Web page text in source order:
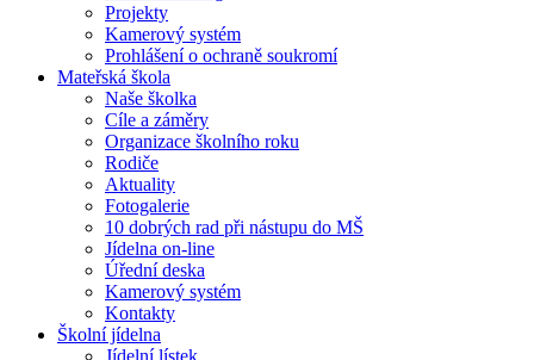
Projekty
Kamerový systém
Prohlášení o ochraně soukromí
Mateřská škola
Naše školka
Cíle a záměry
Organizace školního roku
Rodiče
Aktuality
Fotogalerie
10 dobrých rad při nástupu do MŠ
Jídelna on-line
Úřední deska
Kamerový systém
Kontakty
Školní jídelna
Jídelní lístek